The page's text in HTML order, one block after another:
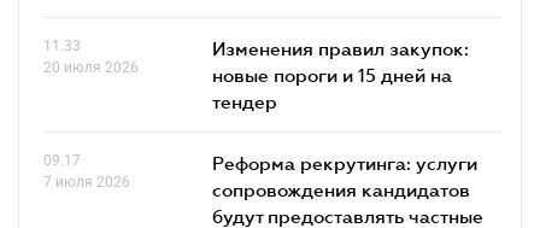
11.33
20 июля 2026
Изменения правил закупок:
новые пороги и 15 дней на
тендер
09.17
7 июля 2026
Реформа рекрутинга: услуги
сопровождения кандидатов
будут предоставлять частные